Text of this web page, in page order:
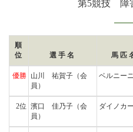
第5競技 障
順
位
選手名 馬匹
優勝 山川 祐賀子 （会
員）
ベルニーニ
2位 濱口 佳乃子 （会
員）
ダイノカ